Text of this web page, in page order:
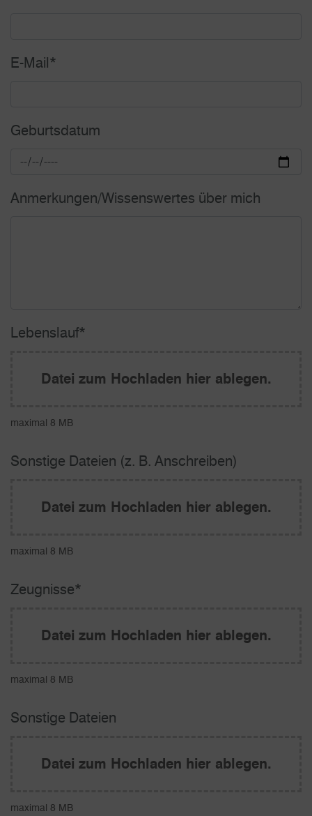
E-Mail*
Geburtsdatum
Anmerkungen/Wissenswertes über mich
Datei hochladen
Lebenslauf*
Datei zum Hochladen hier ablegen.
maximal 8 MB
Datei hochladen
Sonstige Dateien (z. B. Anschreiben)
Datei zum Hochladen hier ablegen.
maximal 8 MB
Datei hochladen
Zeugnisse*
Datei zum Hochladen hier ablegen.
maximal 8 MB
Datei hochladen
Sonstige Dateien
Datei zum Hochladen hier ablegen.
maximal 8 MB